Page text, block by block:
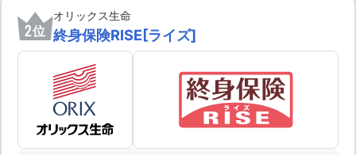
2位
オリックス生命
終身保険RISE[ライズ]